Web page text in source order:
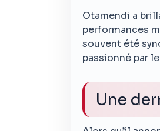
Otamendi a
performances
souvent été
passionné par
Une